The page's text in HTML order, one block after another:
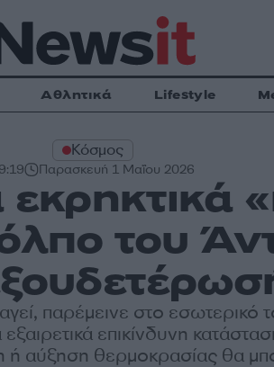
Αθλητικά Lifestyle
Κόσμος
Παρασκευή 1 Μαΐου 2026
εκρηκτικά
του
παρέμεινε στο εσωτερικό
επικίνδυνη
ή αύξηση θερμοκρασίας θα